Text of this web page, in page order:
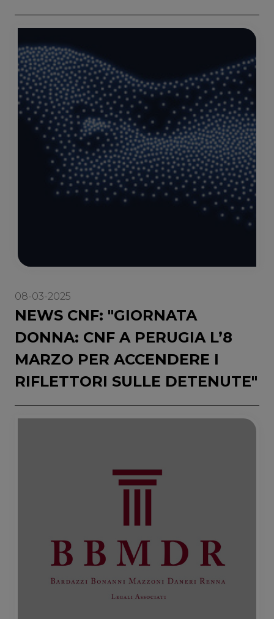
08-03-2025
NEWS CNF: "GIORNATA
DONNA: CNF A PERUGIA L’8
MARZO PER ACCENDERE I
RIFLETTORI SULLE DETENUTE"